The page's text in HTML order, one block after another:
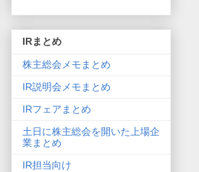
IRまとめ
株主総会メモまとめ
IR説明会メモまとめ
IRフェアまとめ
土日に株主総会を開いた上場企
業まとめ
IR担当向け